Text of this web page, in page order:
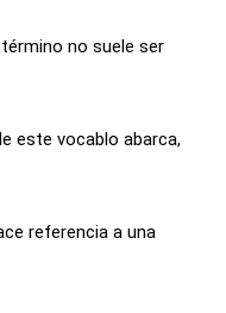
no suele ser
este vocablo abarca,
referencia a una